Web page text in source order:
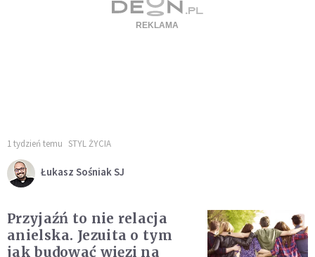
1 tydzień temu STYL ŻYCIA
Łukasz Sośniak SJ
Przyjaźń to nie relacja
anielska. Jezuita o tym
jak budować więzi na